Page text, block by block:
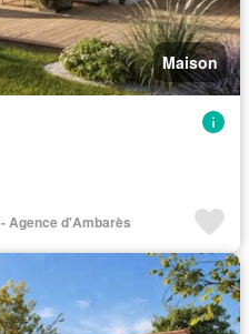
Maison
Agence d'Ambarès